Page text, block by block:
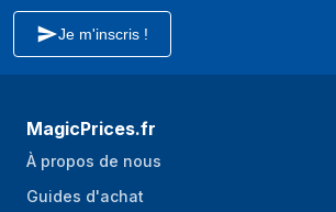
Je m'inscris !
MagicPrices.fr
À propos de nous
Guides d'achat